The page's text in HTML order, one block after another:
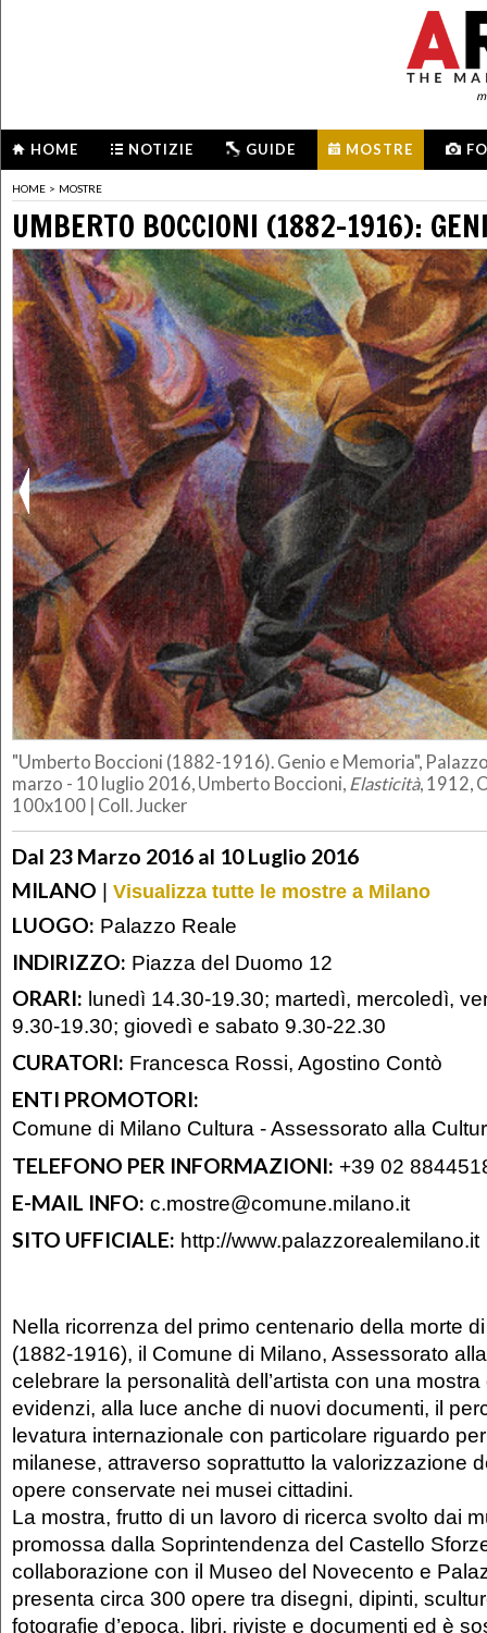
HOME NOTIZIE GUIDE MOSTRE
HOME > MOSTRE
UMBERTO BOCCIONI (1882-1916):
"Umberto Boccioni (1882-1916). Genio e Memoria",
marzo - 10 luglio 2016, Umberto Boccioni, Elasticità, 1912,
100x100 | Coll. Jucker
Dal 23 Marzo 2016 al 10 Luglio 2016
MILANO | Visualizza tutte le mostre a Milano
LUOGO: Palazzo Reale
INDIRIZZO: Piazza del Duomo 12
ORARI: lunedì 14.30-19.30; martedì, mercoledì,
9.30-19.30; giovedì e sabato 9.30-22.30
CURATORI: Francesca Rossi, Agostino Contò
ENTI PROMOTORI:
Comune di Milano Cultura - Assessorato alla
TELEFONO PER INFORMAZIONI: +39 02
E-MAIL INFO: c.mostre@comune.milano.it
SITO UFFICIALE: http://www.palazzorealemilano.it
Nella ricorrenza del primo centenario della morte
(1882-1916), il Comune di Milano, Assessorato
celebrare la personalità dell’artista con una
evidenzi, alla luce anche di nuovi documenti, il
levatura internazionale con particolare riguardo
milanese, attraverso soprattutto la valorizzazione
opere conservate nei musei cittadini.
La mostra, frutto di un lavoro di ricerca svolto dai
promossa dalla Soprintendenza del Castello
collaborazione con il Museo del Novecento e
presenta circa 300 opere tra disegni, dipinti,
fotografie d’epoca, libri, riviste e documenti ed è